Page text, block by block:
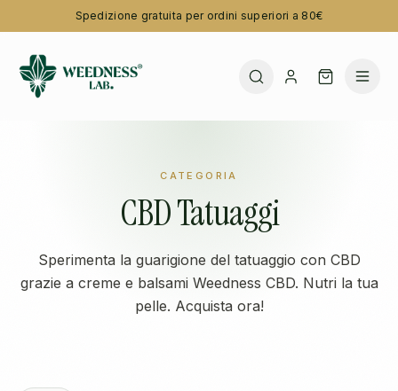
Spedizione gratuita per ordini superiori a 80€
CATEGORIA
CBD Tatuaggi
Sperimenta la guarigione del tatuaggio con CBD
grazie a creme e balsami Weedness CBD. Nutri la tua
pelle. Acquista ora!